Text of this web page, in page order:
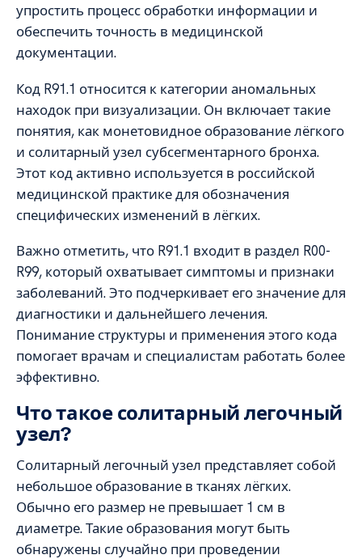
упростить процесс обработки информации и
обеспечить точность в медицинской
документации.
Код R91.1 относится к категории аномальных
находок при визуализации. Он включает такие
понятия, как монетовидное образование лёгкого
и солитарный узел субсегментарного бронха.
Этот код активно используется в российской
медицинской практике для обозначения
специфических изменений в лёгких.
Важно отметить, что R91.1 входит в раздел R00-
R99, который охватывает симптомы и признаки
заболеваний. Это подчеркивает его значение для
диагностики и дальнейшего лечения.
Понимание структуры и применения этого кода
помогает врачам и специалистам работать более
эффективно.
Что такое солитарный легочный
узел?
Солитарный легочный узел представляет собой
небольшое образование в тканях лёгких.
Обычно его размер не превышает 1 см в
диаметре. Такие образования могут быть
обнаружены случайно при проведении